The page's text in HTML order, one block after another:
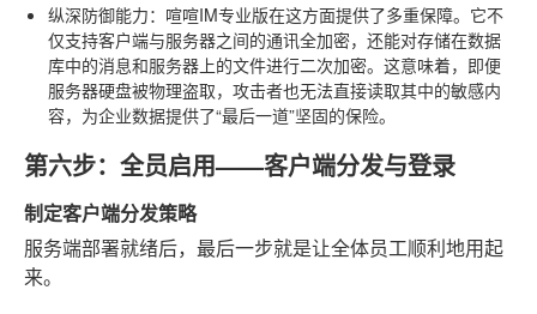
纵深防御能力：喧喧IM专业版在这方面提供了多重保障。它不
仅支持客户端与服务器之间的通讯全加密，还能对存储在数据
库中的消息和服务器上的文件进行二次加密。这意味着，即便
服务器硬盘被物理盗取，攻击者也无法直接读取其中的敏感内
容，为企业数据提供了“最后一道”坚固的保险。
第六步：全员启用——客户端分发与登录
制定客户端分发策略
服务端部署就绪后，最后一步就是让全体员工顺利地用起
来。